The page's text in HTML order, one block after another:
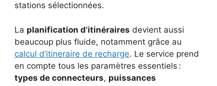
stations sélectionnées.
La planification d’itinéraires devient aussi
beaucoup plus fluide, notamment grâce au
calcul d’itineraire de recharge. Le service prend
en compte tous les paramètres essentiels :
types de connecteurs, puissances